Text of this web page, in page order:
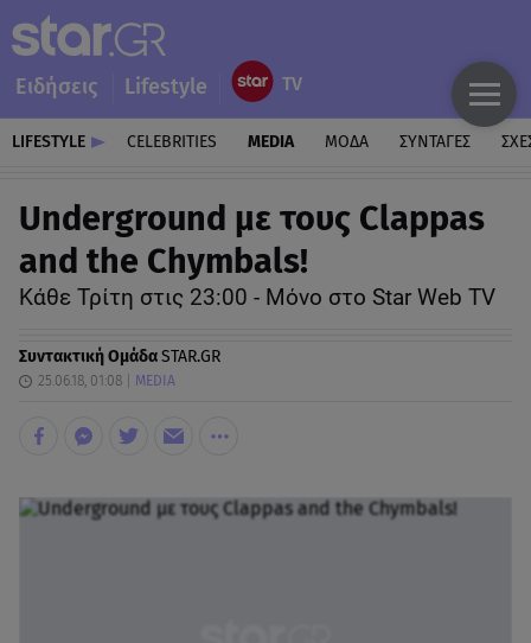
Ειδήσεις Lifestyle
LIFESTYLE CELEBRITIES MEDIA ΜΟΔΑ ΣΥΝΤΑΓΕΣ
Underground με τους Clappas
and the Chymbals!
Κάθε Τρίτη στις 23:00 - Μόνο στο Star Web TV
Συντακτική ΟμάδαSTAR.GR
25.06.18, 01:08 MEDIA